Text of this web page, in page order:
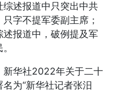
述报道中只突出中共
字不提军委副主席；
报道中，破例提及军
华社2022年关于二十
为“新华社记者张汨